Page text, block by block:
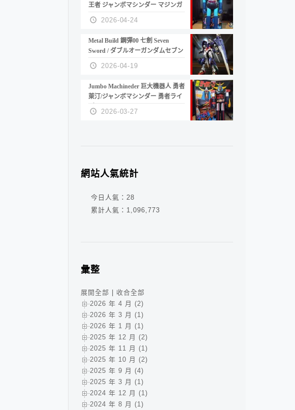
王者 ジャンボマシンダー マジンガ
ーZ
2026-04-24
Metal Build 鋼彈00 七劍 Seven
Sword / ダブルオーガンダムセブン
ソード/G
2026-04-19
Jumbo Machineder 巨大機器人 勇者
萊汀/ジャンボマシンダー 勇者ライ
ディーン
2026-03-27
網站人氣統計
今日人氣： 28
累計人氣： 1,096,773
彙整
展開全部
收合全部
2026 年 4 月 (2)
2026 年 3 月 (1)
2026 年 1 月 (1)
2025 年 12 月 (2)
2025 年 11 月 (1)
2025 年 10 月 (2)
2025 年 9 月 (4)
2025 年 3 月 (1)
2024 年 12 月 (1)
2024 年 8 月 (1)